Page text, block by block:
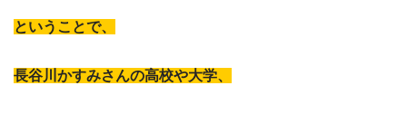
ということで、
長谷川かすみさんの高校や大学、